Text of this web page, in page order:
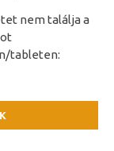
nem találja a
tableten: